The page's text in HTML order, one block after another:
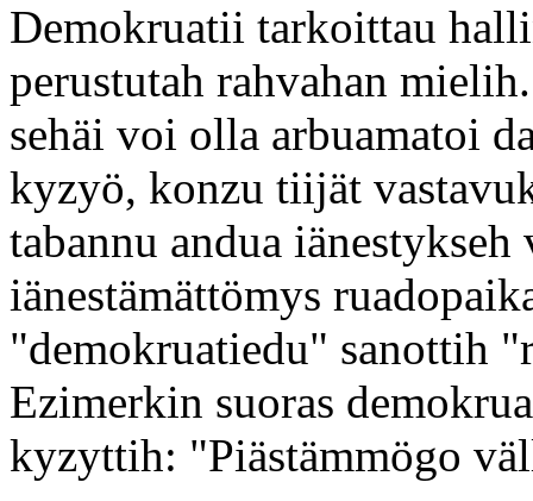
Demokruatii tarkoittau
perustutah rahvahan
sehäi voi olla arbuamatoi
kyzyö, konzu tiijät
tabannu andua
iänestämättömys
"demokruatiedu" sanottih
Ezimerkin suoras
kyzyttih: "Piästämmögo